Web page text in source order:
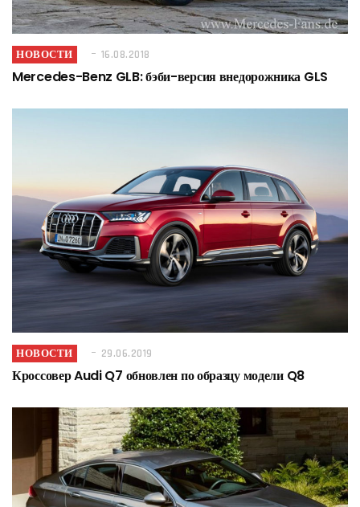
НОВОСТИ 16.08.2018
Mercedes-Benz GLB: бэби-версия внедорожника GLS
НОВОСТИ 29.06.2019
Кроссовер Audi Q7 обновлен по образцу модели Q8